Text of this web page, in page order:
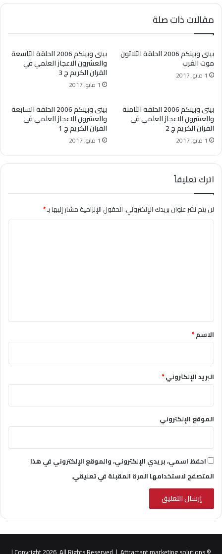
مقالات ذات صلة
بينى وبينكم 2006 الحلقة الثلاثون
موت الغرب
1 مايو، 2017
بينى وبينكم 2006 الحلقة التاسعة
والعشرون الاعجاز العلمي في
القران الكريم ج 3
1 مايو، 2017
بينى وبينكم 2006 الحلقة الثامنة
والعشرون الاعجاز العلمي في
القران الكريم ج 2
1 مايو، 2017
بينى وبينكم 2006 الحلقة السابعة
والعشرون الاعجاز العلمي في
القران الكريم ج 1
1 مايو، 2017
اترك تعليقاً
لن يتم نشر عنوان بريدك الإلكتروني.الحقول الإلزامية مشار إليها بـ*
*الاسم*
البريد الإلكتروني*
الموقع الإلكتروني
احفظ اسمي، بريدي الإلكتروني، والموقع الإلكتروني في هذا
المتصفح لاستخدامها المرة المقبلة في تعليقي.